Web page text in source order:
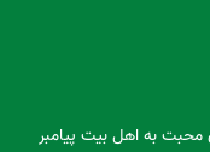
به اهل بیت پیامبر